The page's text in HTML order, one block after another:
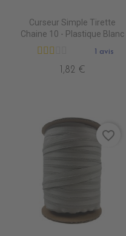
Curseur Simple Tirette
Chaine 10 - Plastique Blanc
1 avis
1,82 €
favorite_border